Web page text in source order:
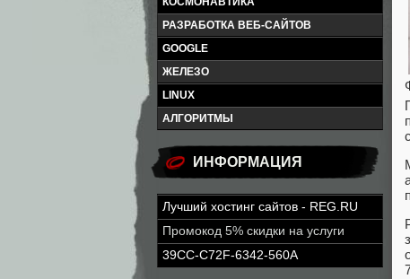
РАЗРАБОТКА ВЕБ-САЙТОВ
GOOGLE
ЖЕЛЕЗО
LINUX
АЛГОРИТМЫ
ИНФОРМАЦИЯ
Лучший хостинг сайтов - REG.RU
Промокод 5% скидки на услуги
39CC-C72F-6342-560A